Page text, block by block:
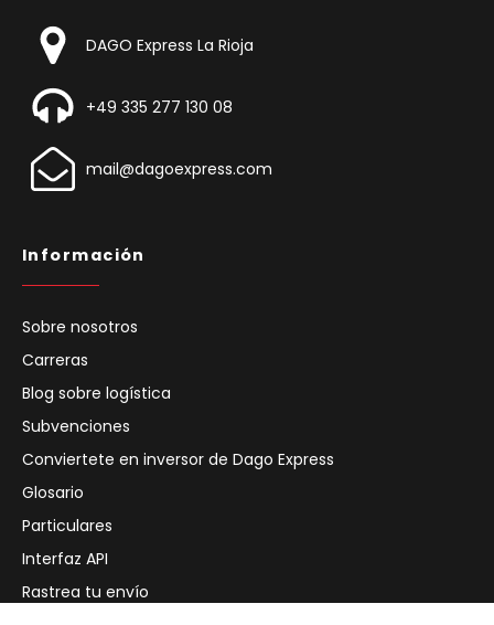
DAGO Express La Rioja
+49 335 277 130 08
mail@dagoexpress.com
Información
Sobre nosotros
Carreras
Blog sobre logística
Subvenciones
Conviertete en inversor de Dago Express
Glosario
Particulares
Interfaz API
Rastrea tu envío